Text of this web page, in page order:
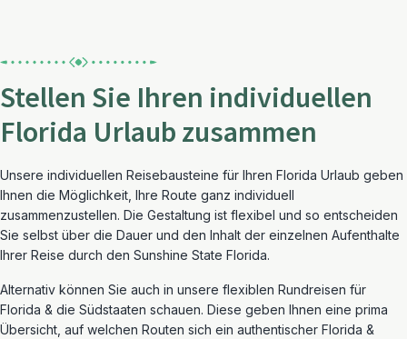
Stellen Sie Ihren individuellen
Florida Urlaub zusammen
Unsere individuellen Reisebausteine für Ihren Florida Urlaub geben
Ihnen die Möglichkeit, Ihre Route ganz individuell
zusammenzustellen. Die Gestaltung ist flexibel und so entscheiden
Sie selbst über die Dauer und den Inhalt der einzelnen Aufenthalte
Ihrer Reise durch den Sunshine State Florida.
Alternativ können Sie auch in unsere flexiblen Rundreisen für
Florida & die Südstaaten schauen. Diese geben Ihnen eine prima
Übersicht, auf welchen Routen sich ein authentischer Florida &